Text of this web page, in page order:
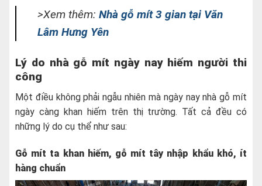
>Xem thêm: Nhà gỗ mít 3 gian tại Văn
Lâm Hưng Yên
Lý do nhà gỗ mít ngày nay hiếm người thi
công
Một điều không phải ngẫu nhiên mà ngày nay nhà gỗ mít
ngày càng khan hiếm trên thị trường. Tất cả đều có
những lý do cụ thể như sau:
Gỗ mít ta khan hiếm, gỗ mít tây nhập khẩu khó, ít
hàng chuẩn